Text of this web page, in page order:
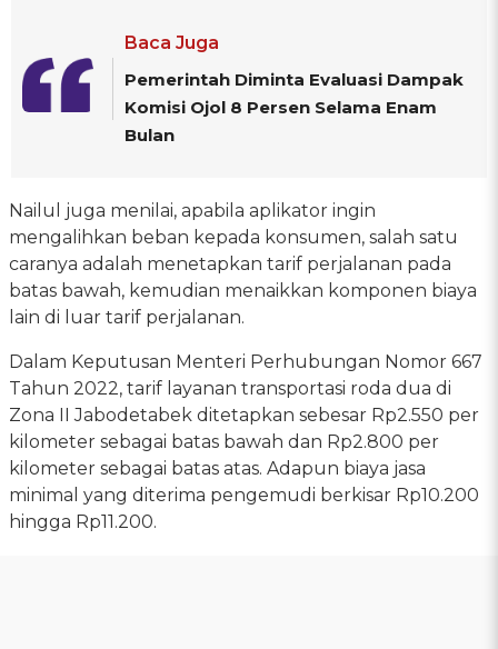
Baca Juga
Pemerintah Diminta Evaluasi Dampak
Komisi Ojol 8 Persen Selama Enam
Bulan
Nailul juga menilai, apabila aplikator ingin
mengalihkan beban kepada konsumen, salah satu
caranya adalah menetapkan tarif perjalanan pada
batas bawah, kemudian menaikkan komponen biaya
lain di luar tarif perjalanan.
Dalam Keputusan Menteri Perhubungan Nomor 667
Tahun 2022, tarif layanan transportasi roda dua di
Zona II Jabodetabek ditetapkan sebesar Rp2.550 per
kilometer sebagai batas bawah dan Rp2.800 per
kilometer sebagai batas atas. Adapun biaya jasa
minimal yang diterima pengemudi berkisar Rp10.200
hingga Rp11.200.